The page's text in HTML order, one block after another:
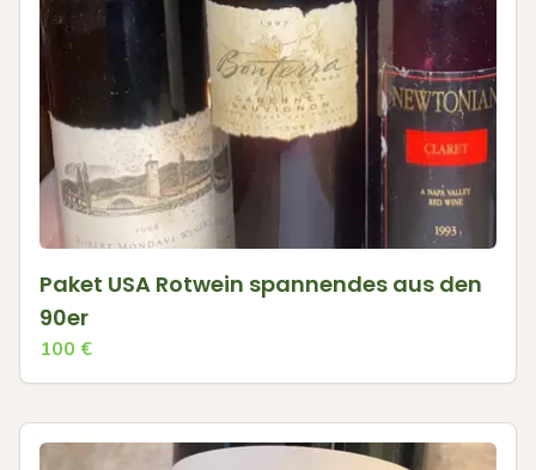
Paket USA Rotwein spannendes aus den
90er
100 €